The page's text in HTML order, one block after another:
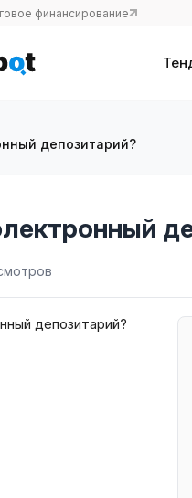
финансирование
депозитарий?